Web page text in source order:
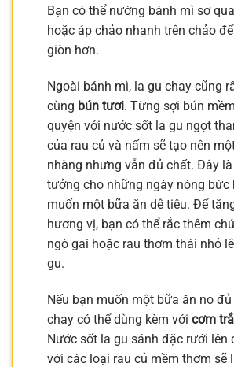
Bạn có thể nướng bánh mì sơ
hoặc áp chảo nhanh trên chảo
giòn hơn.
Ngoài bánh mì, la gu chay cũng
cùng bún tươi. Từng sợi bún
quyện với nước sốt la gu ngọt
của rau củ và nấm sẽ tạo nên
nhàng nhưng vẫn đủ chất. Đây
tưởng cho những ngày nóng bức
muốn một bữa ăn dễ tiêu. Để
hương vị, bạn có thể rắc thêm
ngò gai hoặc rau thơm thái nhỏ
gu.
Nếu bạn muốn một bữa ăn no đủ
chay có thể dùng kèm với cơm
Nước sốt la gu sánh đặc rưới lên
với các loại rau củ mềm thơm sẽ